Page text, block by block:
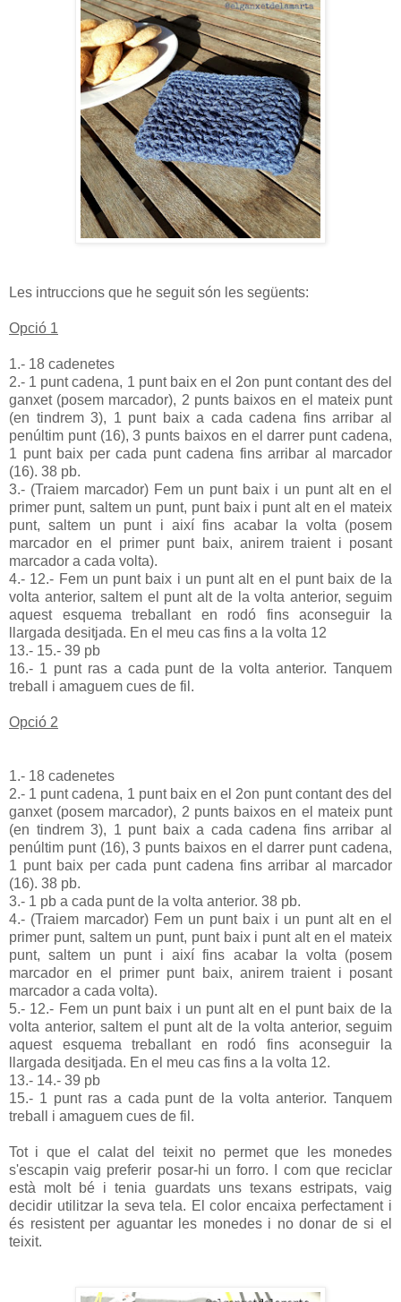
Les intruccions que he seguit són les següents:
Opció 1
1.- 18 cadenetes
2.- 1 punt cadena, 1 punt baix en el 2on punt contant des del
ganxet (posem marcador), 2 punts baixos en el mateix punt
(en tindrem 3), 1 punt baix a cada cadena fins arribar al
penúltim punt (16), 3 punts baixos en el darrer punt cadena,
1 punt baix per cada punt cadena fins arribar al marcador
(16). 38 pb.
3.- (Traiem marcador) Fem un punt baix i un punt alt en el
primer punt, saltem un punt, punt baix i punt alt en el mateix
punt, saltem un punt i així fins acabar la volta (posem
marcador en el primer punt baix, anirem traient i posant
marcador a cada volta).
4.- 12.- Fem un punt baix i un punt alt en el punt baix de la
volta anterior, saltem el punt alt de la volta anterior, seguim
aquest esquema treballant en rodó fins aconseguir la
llargada desitjada. En el meu cas fins a la volta 12
13.- 15.- 39 pb
16.- 1 punt ras a cada punt de la volta anterior. Tanquem
treball i amaguem cues de fil.
Opció 2
1.- 18 cadenetes
2.- 1 punt cadena, 1 punt baix en el 2on punt contant des del
ganxet (posem marcador), 2 punts baixos en el mateix punt
(en tindrem 3), 1 punt baix a cada cadena fins arribar al
penúltim punt (16), 3 punts baixos en el darrer punt cadena,
1 punt baix per cada punt cadena fins arribar al marcador
(16). 38 pb.
3.- 1 pb a cada punt de la volta anterior. 38 pb.
4.- (Traiem marcador) Fem un punt baix i un punt alt en el
primer punt, saltem un punt, punt baix i punt alt en el mateix
punt, saltem un punt i així fins acabar la volta (posem
marcador en el primer punt baix, anirem traient i posant
marcador a cada volta).
5.- 12.- Fem un punt baix i un punt alt en el punt baix de la
volta anterior, saltem el punt alt de la volta anterior, seguim
aquest esquema treballant en rodó fins aconseguir la
llargada desitjada. En el meu cas fins a la volta 12.
13.- 14.- 39 pb
15.- 1 punt ras a cada punt de la volta anterior. Tanquem
treball i amaguem cues de fil.
Tot i que el calat del teixit no permet que les monedes
s'escapin vaig preferir posar-hi un forro. I com que reciclar
està molt bé i tenia guardats uns texans estripats, vaig
decidir utilitzar la seva tela. El color encaixa perfectament i
és resistent per aguantar les monedes i no donar de si el
teixit.